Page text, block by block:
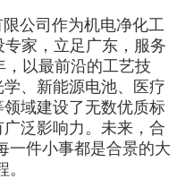
公司作为机电净化工
专家 ，立足广东，服务
，以最前沿的工艺技
、 新能源电池、
医疗
领域建设了无数优质标
泛影响力。未来，合
一件小事都是合景的大